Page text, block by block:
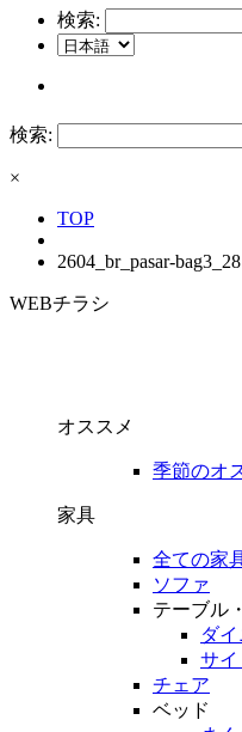
検索:
検索:
×
TOP
2604_br_pasar-bag3_28
WEBチラシ
オススメ
季節のオ
家具
全ての家
ソファ
テーブル
ダ
サイ
チェア
ベッド